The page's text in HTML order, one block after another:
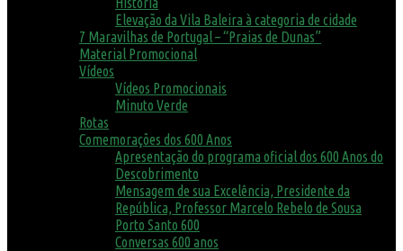
Elevação da Vila Baleira à categoria de cidade
7 Maravilhas de Portugal – “Praias de Dunas”
Material Promocional
Vídeos
Vídeos Promocionais
Minuto Verde
Rotas
Comemorações dos 600 Anos
Apresentação do programa oficial dos 600 Anos do
Descobrimento
Mensagem de sua Excelência, Presidente da
República, Professor Marcelo Rebelo de Sousa
Porto Santo 600
Conversas 600 anos